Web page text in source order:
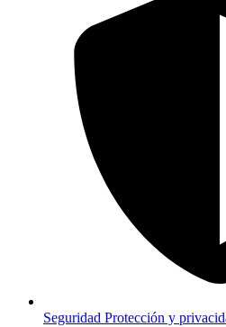
Seguridad Protección y